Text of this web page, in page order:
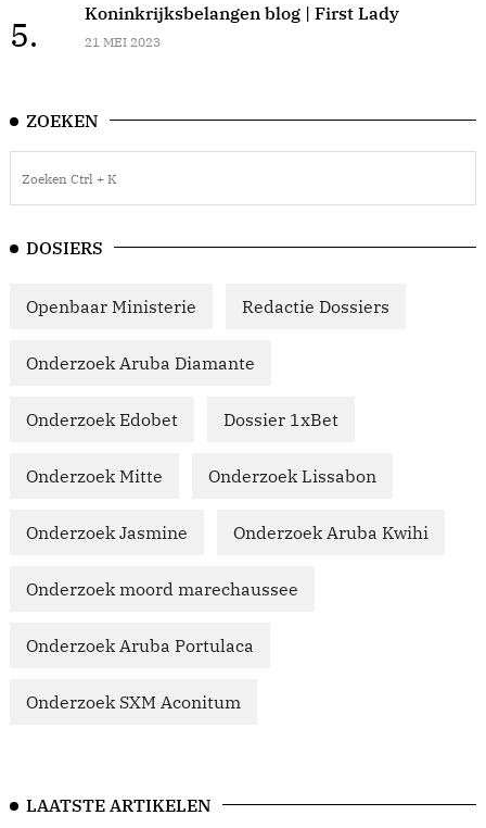
5.
Koninkrijksbelangen blog | First Lady
21 MEI 2023
ZOEKEN
DOSIERS
Openbaar Ministerie Redactie Dossiers
Onderzoek Aruba Diamante
Onderzoek Edobet Dossier 1xBet
Onderzoek Mitte Onderzoek Lissabon
Onderzoek Jasmine Onderzoek Aruba Kwihi
Onderzoek moord marechaussee
Onderzoek Aruba Portulaca
Onderzoek SXM Aconitum
LAATSTE ARTIKELEN